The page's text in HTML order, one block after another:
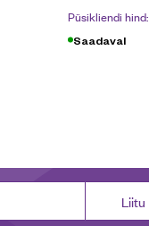
Püsikliendi hind:
Saadaval
Liitu